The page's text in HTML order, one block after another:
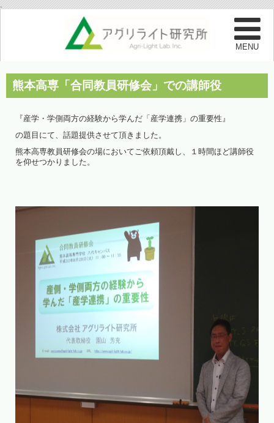
.
熊本高専「合同教員研修会」での講師役
『産学・学側両方の経験から学んだ「産学連携」の重要性』
の題目にて、話題提供させて頂きました。
熊本高専教員研修会の場においてご依頼頂戴し、１時間ほど講師役
を仰せつかりました。